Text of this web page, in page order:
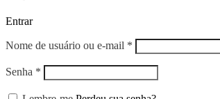
Entrar
Nome de usuário ou e-mail * Obrigatório
Senha * Obrigatório